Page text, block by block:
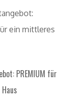
PREMIUM für